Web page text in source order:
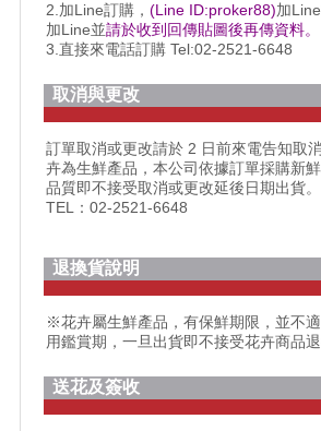
2.加Line訂購， (Line ID:proker88)加
加Line並請於收到回傳貼圖後再傳資料。
3.直接來電話訂購 Tel:02-2521-6648
取消與更改
訂單取消或更改請於 2 日前來電告知取
卉為生鮮產品，本公司依據訂單採購新
品質即不接受取消或更改延後日期出貨。
TEL：02-2521-6648
退換貨說明
※花卉屬生鮮產品，有保鮮期限，並不
用鑑賞期，一旦出貨即不接受花卉商品退
送花及簽收